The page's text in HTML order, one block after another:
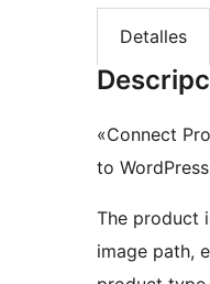
Detalles
«Connect
to
The product
image path,